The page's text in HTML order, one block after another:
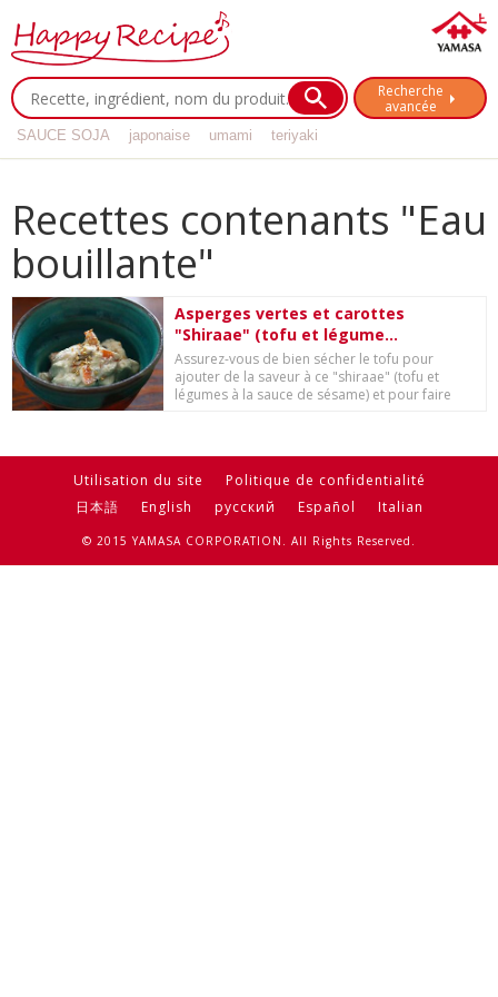
Recherche
avancée
SAUCE SOJA japonaise umami teriyaki
Recettes contenants "Eau
bouillante"
Asperges vertes et carottes
"Shiraae" (tofu et légume...
Assurez-vous de bien sécher le tofu pour
ajouter de la saveur à ce "shiraae" (tofu et
légumes à la sauce de sésame) et pour faire
Utilisation du site
Politique de confidentialité
日本語
English русский Español Italian
© 2015 YAMASA CORPORATION. All Rights Reserved.